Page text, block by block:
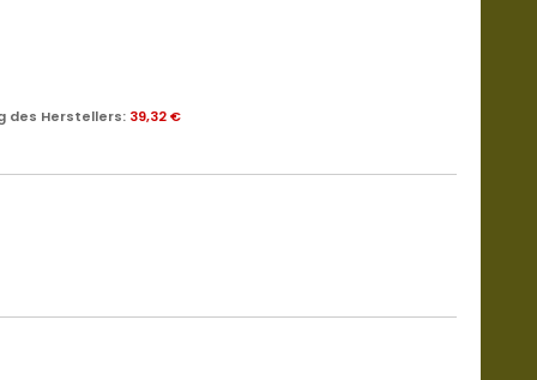
des Herstellers: 39,32 €